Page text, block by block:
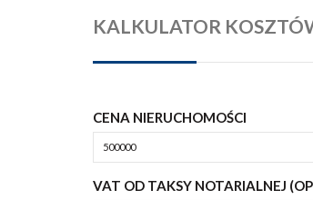
KALKULATOR
CENA NIERUCHOMOŚCI
VAT OD TAKSY NOTARIALNEJ